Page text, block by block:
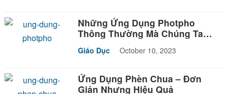
Những Ứng Dụng Photpho
Thông Thường Mà Chúng Ta
Giáo Dục October 10, 2023
Ứng Dụng Phèn Chua – Đơn
Giản Nhưng Hiệu Quả